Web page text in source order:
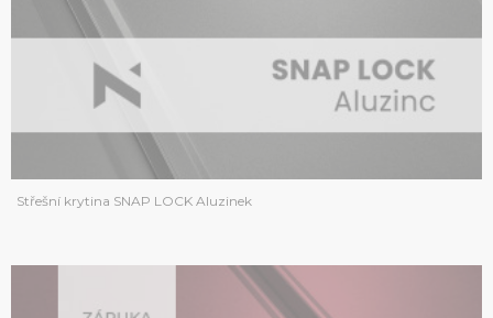
Střešní krytina SNAP LOCK Aluzinek